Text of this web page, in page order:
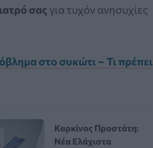
σας για τυχόν ανησυχίες
στο συκώτι – Τι πρέπει
Καρκίνος Προστάτη:
Νέα Ελάχιστα